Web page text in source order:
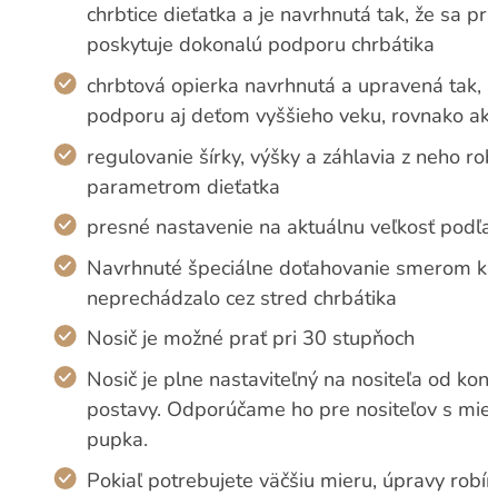
chrbtice dieťatka a je navrhnutá tak, že sa
poskytuje dokonalú podporu chrbátika
chrbtová opierka navrhnutá a upravená
podporu aj deťom vyššieho veku, rovnako
regulovanie šírky, výšky a záhlavia z neho
parametrom dieťatka
presné nastavenie na aktuálnu veľkosť
Navrhnuté špeciálne doťahovanie smerom
neprechádzalo cez stred chrbátika
Nosič je možné prať pri 30 stupňoch
Nosič je plne nastaviteľný na nositeľa od
postavy. Odporúčame ho pre nositeľov s
pupka.
Pokiaľ potrebujete väčšiu mieru, úpravy